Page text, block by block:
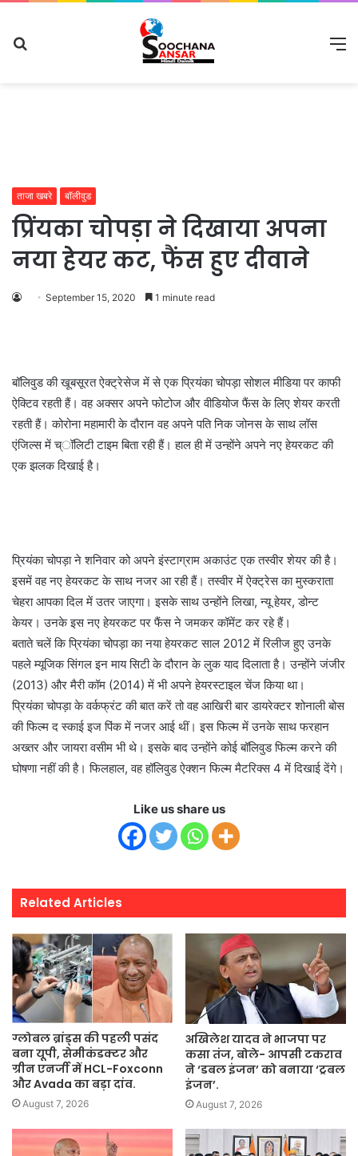
ताजा खबरे बॉलीवुड
प्रिंयका चोपड़ा ने दिखाया अपना
नया हेयर कट, फैंस हुए दीवाने
September 15, 2020 1 minute read
बॉलिवुड की खूबसूरत ऐक्ट्रेसेज में से एक प्रियंका चोपड़ा सोशल मीडिया पर काफी
ऐक्टिव रहती हैं। वह अक्सर अपने फोटोज और वीडियोज फैंस के लिए शेयर करती
रहती हैं। कोरोना महामारी के दौरान वह अपने पति निक जोनस के साथ लॉस
एंजिल्स में च्ॉलिटी टाइम बिता रही हैं। हाल ही में उन्होंने अपने नए हेयरकट की
एक झलक दिखाई है।
प्रियंका चोपड़ा ने शनिवार को अपने इंस्टाग्राम अकाउंट एक तस्वीर शेयर की है।
इसमें वह नए हेयरकट के साथ नजर आ रही हैं। तस्वीर में ऐक्ट्रेस का मुस्कराता
चेहरा आपका दिल में उतर जाएगा। इसके साथ उन्होंने लिखा, न्यू हेयर, डोन्ट
केयर। उनके इस नए हेयरकट पर फैंस ने जमकर कॉमेंट कर रहे हैं।
बताते चलें कि प्रियंका चोपड़ा का नया हेयरकट साल 2012 में रिलीज हुए उनके
पहले म्यूजिक सिंगल इन माय सिटी के दौरान के लुक याद दिलाता है। उन्होंने जंजीर
(2013) और मैरी कॉम (2014) में भी अपने हेयरस्टाइल चेंज किया था।
प्रियंका चोपड़ा के वर्कफ्रंट की बात करें तो वह आखिरी बार डायरेक्टर शोनाली बोस
की फिल्म द स्काई इज पिंक में नजर आई थीं। इस फिल्म में उनके साथ फरहान
अख्तर और जायरा वसीम भी थे। इसके बाद उन्होंने कोई बॉलिवुड फिल्म करने की
घोषणा नहीं की है। फिलहाल, वह हॉलिवुड ऐक्शन फिल्म मैटरिक्स 4 में दिखाई देंगे।
Like us share us
Related Articles
ग्लोबल ब्रांड्स की पहली पसंद
बना यूपी, सेमीकंडक्टर और
ग्रीन एनर्जी में HCL-Foxconn
और Avada का बड़ा दांव.
August 7, 2026
अखिलेश यादव ने भाजपा पर
कसा तंज, बोले- आपसी टकराव
ने ‘डबल इंजन’ को बनाया ‘ट्रबल
इंजन’.
August 7, 2026